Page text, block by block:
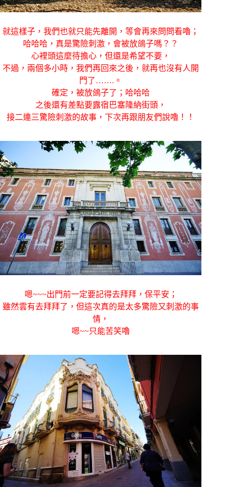
就這樣子，我們也就只能先離開，等會再來問問看嚕；
哈哈哈，真是驚險刺激，會被放鴿子嗎？？
心裡頭這麼待擔心，但還是希望不要，
不過，兩個多小時，我們再回來之後，就再也沒有人開
門了…….。
確定，被放鴿子了；哈哈哈
之後還有差點要露宿巴塞隆納街頭，
接二連三驚險刺激的故事，下次再跟朋友們說嚕！！
嗯~~~出門前一定要記得去拜拜，保平安；
雖然雲有去拜拜了，但這次真的是太多驚險又刺激的事
情，
嗯~~只能苦笑嚕